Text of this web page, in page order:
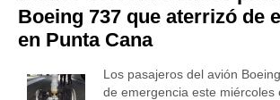
Boeing 737 que aterrizó de
en Punta Cana
Los pasajeros del avión
de emergencia este miércoles